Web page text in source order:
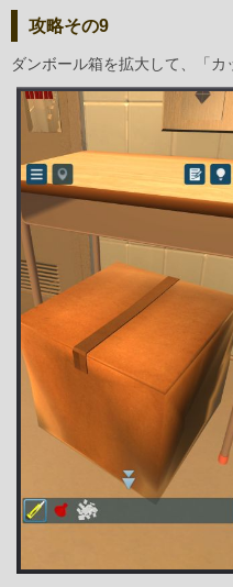
攻略その9
ダンボール箱を拡大して、「カ